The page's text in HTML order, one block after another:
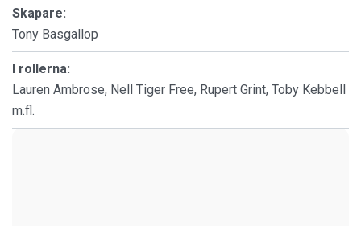
Skapare:
Tony Basgallop
I rollerna:
Lauren Ambrose, Nell Tiger Free, Rupert Grint, Toby Kebbell
m.fl.